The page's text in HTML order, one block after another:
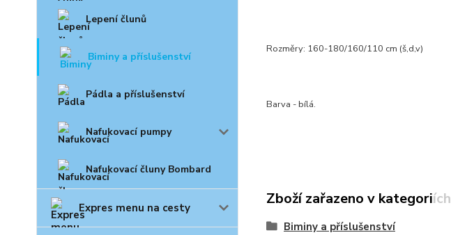
Lepení člunů
Biminy a příslušenství
Pádla a příslušenství
Nafukovací pumpy
Nafukovací čluny Bombard
Expres menu na cesty
Rozměry: 160-180/160/110 cm (š,d,v)
Barva - bílá.
Zboží zařazeno v kategoriích
Biminy a příslušenství